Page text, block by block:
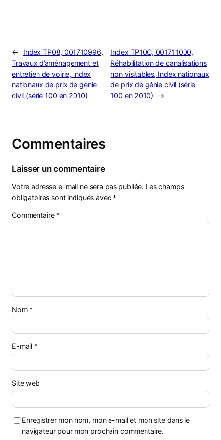
←
Index TP08, 001710996,
Travaux d’aménagement et
entretien de voirie, Index
nationaux de prix de génie
civil (série 100 en 2010)
Index TP10C, 001711000,
Réhabilitation de canalisations
non visitables, Index nationaux
de prix de génie civil (série
100 en 2010)
→
Commentaires
Laisser un commentaire
Votre adresse e-mail ne sera pas publiée. Les champs
obligatoires sont indiqués avec *
Commentaire *
Nom *
E-mail *
Site web
Enregistrer mon nom, mon e-mail et mon site dans le
navigateur pour mon prochain commentaire.